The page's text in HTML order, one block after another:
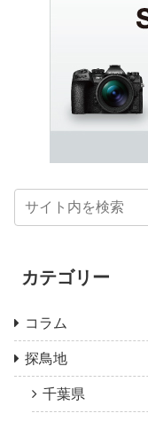
カテゴリー
コラム
探鳥地
千葉県